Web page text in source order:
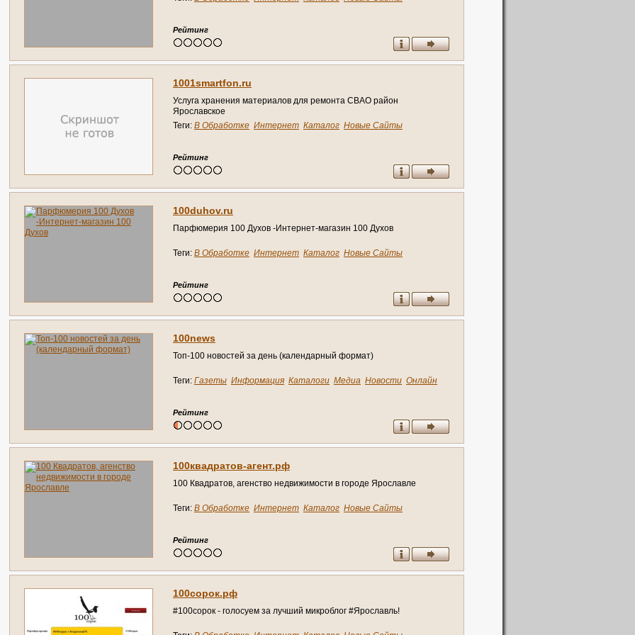
Рейтинг
1001smartfon.ru
Услуга хранения материалов для ремонта СВАО район
Ярославское
Теги: В Обработке Интернет Каталог Новые Сайты
Рейтинг
100duhov.ru
Парфюмерия 100 Духов -Интернет-магазин 100 Духов
Теги: В Обработке Интернет Каталог Новые Сайты
Рейтинг
100news
Топ-100 новостей за день (календарный формат)
Теги: Газеты Информация Каталоги Медиа Новости Онлайн
Рейтинг
100квадратов-агент.рф
100 Квадратов, агенство недвижимости в городе Ярославле
Теги: В Обработке Интернет Каталог Новые Сайты
Рейтинг
100сорок.рф
#100сорок - голосуем за лучший микроблог #Ярославль!